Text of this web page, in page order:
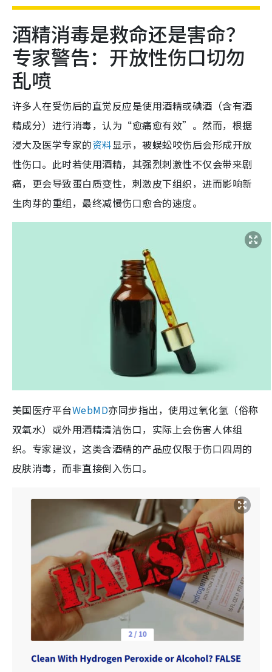
酒精消毒是救命还是害命？
专家警告：开放性伤口切勿
乱喷
许多人在受伤后的直觉反应是使用酒精或碘酒（含有酒
精成分）进行消毒，认为“愈痛愈有效”。然而，根据
浸大及医学专家的资料显示，被蜈蚣咬伤后会形成开放
性伤口。此时若使用酒精，其强烈刺激性不仅会带来剧
痛，更会导致蛋白质变性，刺激皮下组织，进而影响新
生肉芽的重组，最终减慢伤口愈合的速度。
美国医疗平台WebMD亦同步指出，使用过氧化氢（俗称
双氧水）或外用酒精清洁伤口，实际上会伤害人体组
织。专家建议，这类含酒精的产品应仅限于伤口四周的
皮肤消毒，而非直接倒入伤口。